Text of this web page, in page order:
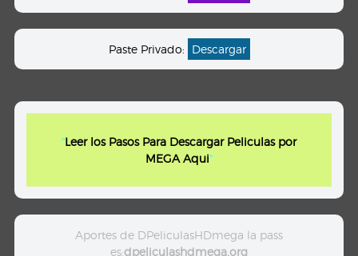
Paste Privado: Descargar
"Leer los Pasos Para Descargar Peliculas por
MEGA Aqui"
Aportes de DPeliculasHDmega la pass
es:dpeliculashdmega.org